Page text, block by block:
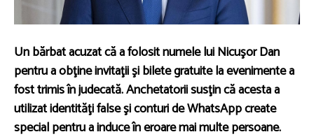
Un bărbat acuzat că a folosit numele lui Nicuşor Dan
pentru a obţine invitaţii şi bilete gratuite la evenimente a
fost trimis în judecată. Anchetatorii susţin că acesta a
utilizat identităţi false şi conturi de WhatsApp create
special pentru a induce în eroare mai multe persoane.